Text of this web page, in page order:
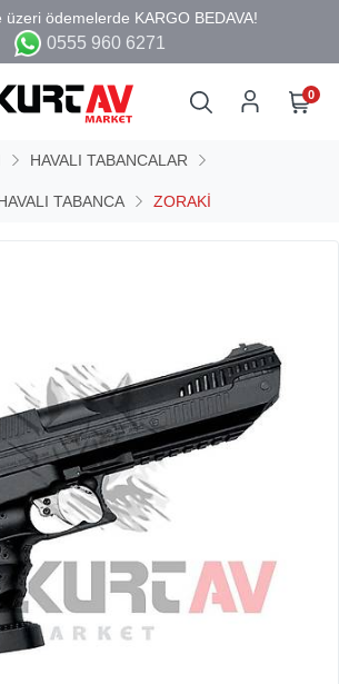
0555 960 6271
0
HAVALI TABANCALAR
TABANCA ZORAKİ